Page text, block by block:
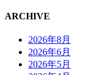
ARCHIVE
2026年8月
2026年6月
2026年5月